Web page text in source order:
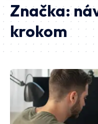
Značka:
krokom